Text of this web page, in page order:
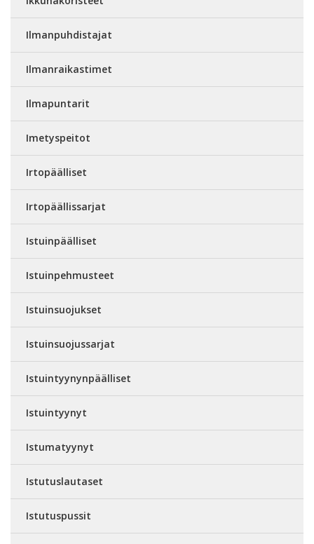
Ilmanpuhdistajat
Ilmanraikastimet
Ilmapuntarit
Imetyspeitot
Irtopäälliset
Irtopäällissarjat
Istuinpäälliset
Istuinpehmusteet
Istuinsuojukset
Istuinsuojussarjat
Istuintyynynpäälliset
Istuintyynyt
Istumatyynyt
Istutuslautaset
Istutuspussit